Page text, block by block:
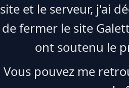
site et le serveur, j'ai
de fermer le site
ont soutenu le
Vous pouvez me